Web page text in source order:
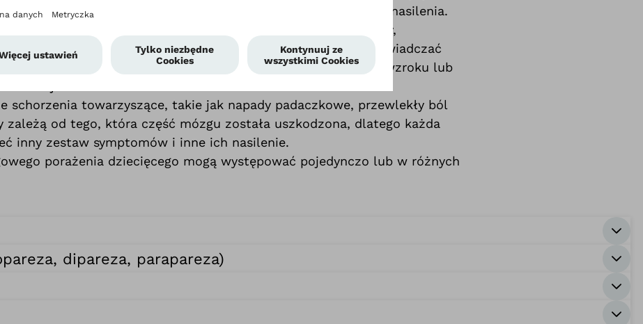
a jego objawy różnią się w zależności od rodzaju i stopnia nasilenia.
należą sztywność mięśni (spastyczność), mimowolne ruchy,
nieprawidłowa postawa. Osoby z MPD mogą również doświadczać
i przełykaniem, niepełnosprawności intelektualnej, zaburzeń wzroku lub
rozwoju.
schorzenia towarzyszące, takie jak napady padaczkowe, przewlekły ból
zależą od tego, która część mózgu została uszkodzona, dlatego każda
inny zestaw symptomów i inne ich nasilenie.
porażenia dziecięcego mogą występować pojedynczo lub w różnych
dipareza, parapareza)